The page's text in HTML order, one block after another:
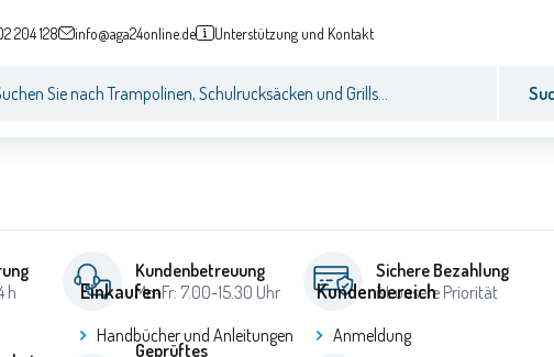
204 128 info@aga24online.de Unterstützung und Kontakt
h
Kundenbetreuung
Mo-Fr: 7.00-15.30 Uhr
Sichere Bezahlung
ist unsere Priorität
Geprüftes
Einkaufen
Handbücher und Anleitungen
Kundenbereich
Anmeldung